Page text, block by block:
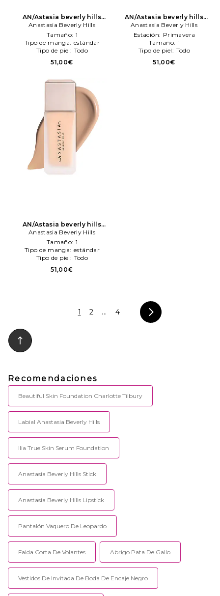
AN/Astasia beverly hills
maquillaje perfecteng
blurreng foundation en
color belleza: N/A Anastasia
Beverly Hills
Anastasia Beverly Hills
Tamaño: 1
Tipo de manga: estándar
Tipo de piel: Todo
51,00€
AN/Astasia beverly hills
maquillaje perfecteng
blurreng foundation en
color belleza: N/A Anastasia
Beverly Hills
Anastasia Beverly Hills
Estación: Primavera
Tamaño: 1
Tipo de piel: Todo
51,00€
AN/Astasia beverly hills
maquillaje perfecteng
blurreng foundation en
color belleza: N/A Anastasia
Beverly Hills
Anastasia Beverly Hills
Tamaño: 1
Tipo de manga: estándar
Tipo de piel: Todo
51,00€
1 2 ... 4
Recomendaciones
Beautiful Skin Foundation Charlotte Tilbury
Labial Anastasia Beverly Hills
Ilia True Skin Serum Foundation
Anastasia Beverly Hills Stick
Anastasia Beverly Hills Lipstick
Pantalón Vaquero De Leopardo
Falda Corta De Volantes Abrigo Pata De Gallo
Vestidos De Invitada De Boda De Encaje Negro